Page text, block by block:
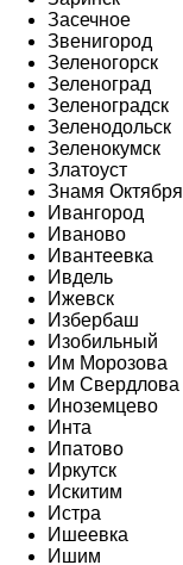
Засечное
Звенигород
Зеленогорск
Зеленоград
Зеленоградск
Зеленодольск
Зеленокумск
Златоуст
Знамя Октября
Ивангород
Иваново
Ивантеевка
Ивдель
Ижевск
Избербаш
Изобильный
Им Морозова
Им Свердлова
Иноземцево
Инта
Ипатово
Иркутск
Искитим
Истра
Ишеевка
Ишим